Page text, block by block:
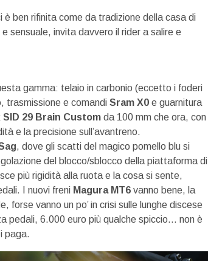
è ben rifinita come da tradizione della casa di
sensuale, invita davvero il rider a salire e
gamma: telaio in carbonio (eccetto i foderi
trasmissione e comandi Sram X0 e guarnitura
SID 29 Brain Custom da 100 mm che ora, con
e la precisione sull’avantreno.
, dove gli scatti del magico pomello blu si
del blocco/sblocco della piattaforma di
più rigidità alla ruota e la cosa si sente,
I nuovi freni Magura MT6 vanno bene, la
forse vanno un po’ in crisi sulle lunghe discese
pedali, 6.000 euro più qualche spiccio… non è
paga.